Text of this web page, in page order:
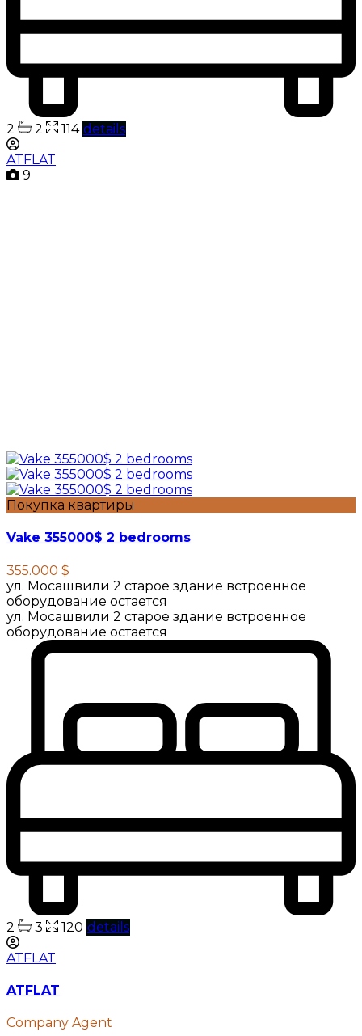
2 2 114 details
ATFLAT
9
Покупка квартиры
Vake 355000$ 2 bedrooms
355.000 $
ул. Мосашвили 2 старое здание встроенное
оборудование остается
ул. Мосашвили 2 старое здание встроенное
оборудование остается
2 3 120 details
ATFLAT
ATFLAT
Company Agent